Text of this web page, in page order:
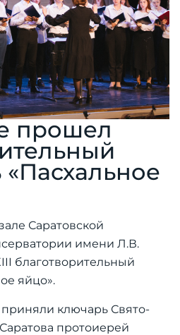
прошел
Саратовской
имени Л.В.
благотворительный
яйцо».
ключарь Свято-
протоиерей